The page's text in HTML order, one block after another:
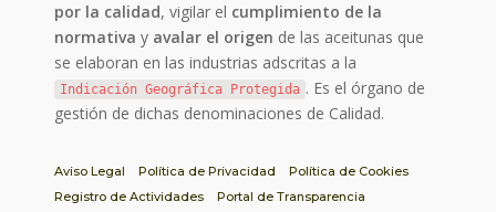
por la calidad, vigilar el cumplimiento de la
normativa y avalar el origen de las aceitunas que
se elaboran en las industrias adscritas a la
Indicación Geográfica Protegida . Es el órgano de
gestión de dichas denominaciones de Calidad.
Aviso Legal Política de Privacidad
Política de Cookies
Registro de Actividades
Portal de Transparencia